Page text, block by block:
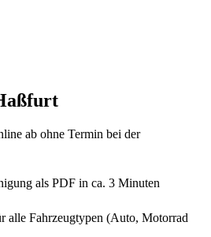
ab ohne Termin bei der
als PDF in ca. 3 Minuten
alle Fahrzeugtypen (Auto, Motorrad